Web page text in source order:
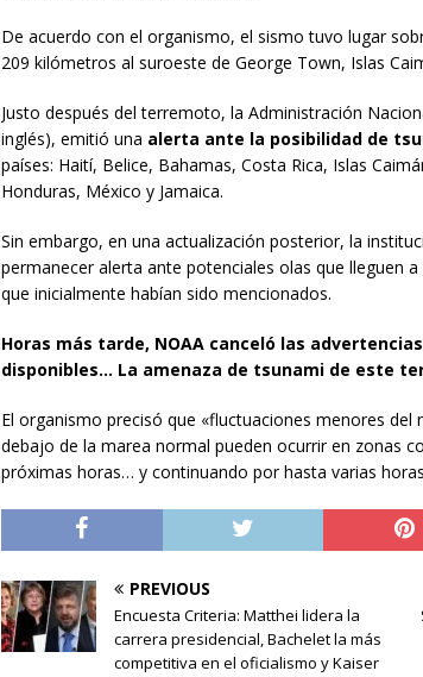
De acuerdo con el organismo, el sismo tuvo lugar
209 kilómetros al suroeste de George Town, Islas
Justo después del terremoto, la Administración
inglés), emitió una alerta ante la posibilidad de
países: Haití, Belice, Bahamas, Costa Rica, Islas
Honduras, México y Jamaica.
Sin embargo, en una actualización posterior, la
permanecer alerta ante potenciales olas que lleguen
que inicialmente habían sido mencionados.
Horas más tarde, NOAA canceló las
disponibles… La amenaza de tsunami de este
El organismo precisó que «fluctuaciones menores
debajo de la marea normal pueden ocurrir en zonas
próximas horas… y continuando por hasta varias
PREVIOUS
Encuesta Criteria: Matthei lidera la
carrera presidencial, Bachelet la más
competitiva en el oficialismo y Kaiser